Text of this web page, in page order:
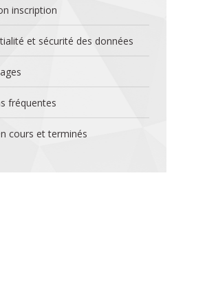
inscription
et sécurité des données
fréquentes
cours et terminés